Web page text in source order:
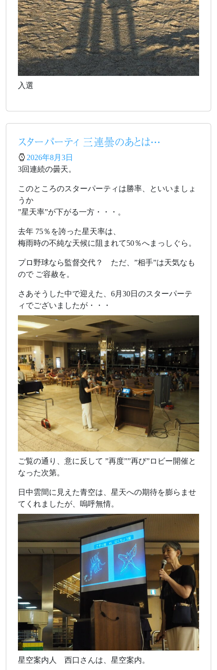
入選
スターパーティ 三連曇のあとは・・・
2026年8月3日
3回連続の曇天。
このところのスターパーティは勝率、といいましょ
うか
”星天率”が下がる一方・・・。
去年 75％を誇った星天率は、
梅雨時の不純な天候に阻まれて50％へまっしぐら。
プロ野球なら監督交代？ ただ、”相手”は天気なも
ので ご容赦を。
さあそうした中で迎えた、6月30日のスターパーテ
ィでございましたが・・・
ご覧の通り、意に反して ”再度””再び”ロビー開催と
なった次第。
日中雲間に見えた青空は、星天への期待を膨らませ
てくれましたが、嗚呼無情。
星空案内人 西口さんは、星空案内。